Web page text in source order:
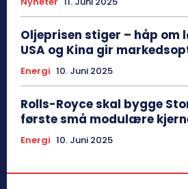
Oljeprisen stiger – håp om
USA og Kina gir
Energi 10. Juni 2025
Rolls-Royce skal bygge
første små modulære
Energi 10. Juni 2025